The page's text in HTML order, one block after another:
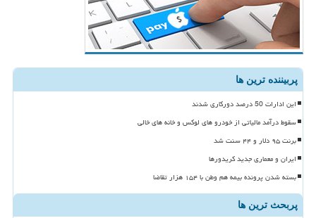
پربیننده ترین ها
این ادارات 50 درصد دورکاری شدند
سقوط درآمد مالیاتی از خودرو های لوکس و خانه های خالی
برنت ۹۵ دلار و ۴۴ سنت شد
ایران و معماری جدید کریدورها
بسته شدن پرونده بیمه هم وطن با ۱۵۴ هزار تقاضا
پربحث ترین ها